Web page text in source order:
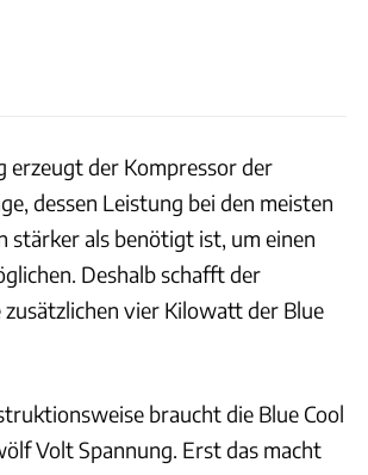
erzeugt der Kompressor der
dessen Leistung bei den meisten
stärker als benötigt ist, um einen
Deshalb schafft der
zusätzlichen vier Kilowatt der Blue
braucht die Blue Cool
Volt Spannung. Erst das macht